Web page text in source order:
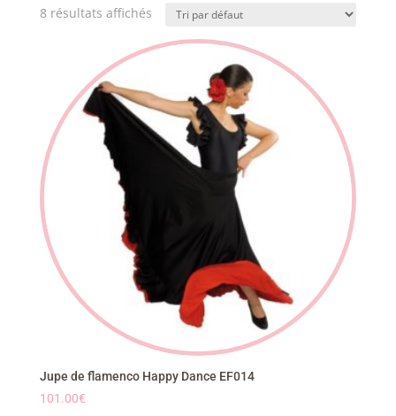
8 résultats affichés
Jupe de flamenco Happy Dance EF014
101.00€